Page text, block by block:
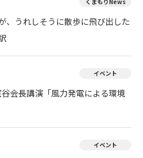
、うれしそうに散歩に飛び出した
イベント
会長講演「風力発電による環境
イベント